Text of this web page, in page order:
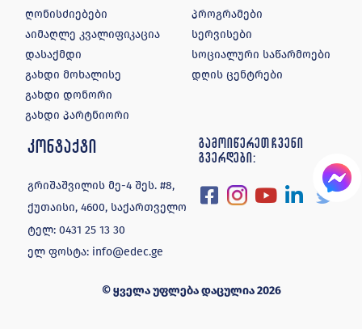
ღონისძიებები
აიმაღლე კვალიფიკაცია
დასაქმდი
გახდი მოხალისე
გახდი დონორი
გახდი პარტნიორი
პროგრამები
სერვისები
სოციალური საწარმოები
დღის ცენტრები
კონტაქტი
გრიშაშვილის მე-4 შეს. #8,
ქუთაისი, 4600, საქართველო
ტელ:0431 25 13 30
ელ ფოსტა: info@edec.ge
გამოიწერეთ ჩვენი
გვერდები:
© ყველა უფლება დაცულია 2026